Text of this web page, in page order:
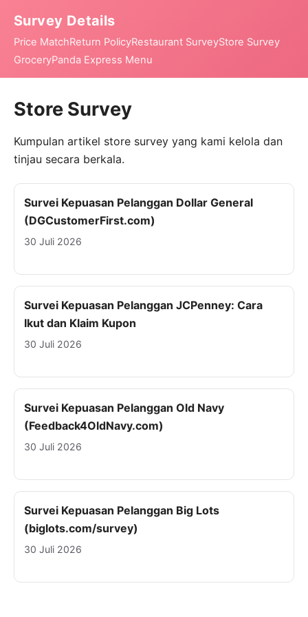
Survey Details
Price MatchReturn PolicyRestaurant SurveyStore Survey
GroceryPanda Express Menu
Store Survey
Kumpulan artikel store survey yang kami kelola dan
tinjau secara berkala.
Survei Kepuasan Pelanggan Dollar General
(DGCustomerFirst.com)
30 Juli 2026
Survei Kepuasan Pelanggan JCPenney: Cara
Ikut dan Klaim Kupon
30 Juli 2026
Survei Kepuasan Pelanggan Old Navy
(Feedback4OldNavy.com)
30 Juli 2026
Survei Kepuasan Pelanggan Big Lots
(biglots.com/survey)
30 Juli 2026